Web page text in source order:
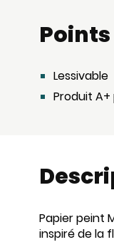
Lessivable
Produit
Papier peint
inspiré de la